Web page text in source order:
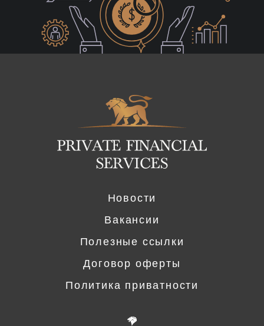
Новости
Вакансии
Полезные ссылки
Договор оферты
Политика приватности